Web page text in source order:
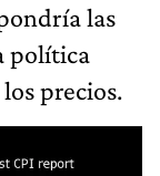
las
política
precios.